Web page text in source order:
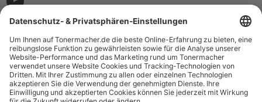
¹ Nur gültig für den Versand innerhalb Deutschlands. Befindet sich ein Warenwert
von mindestens 35€ (inkl. Mwst.) an Ampertec Artikeln in Ihrem Warenkorb, ist der
Versand für Sie kostenfrei.